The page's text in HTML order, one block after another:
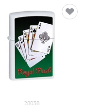
28038